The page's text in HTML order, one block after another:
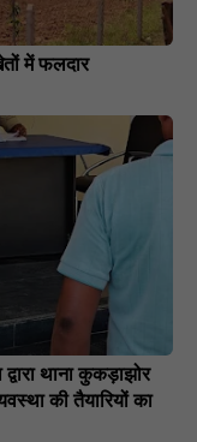
में फलदार
थाना कुकड़ाझोर
की तैयारियों का